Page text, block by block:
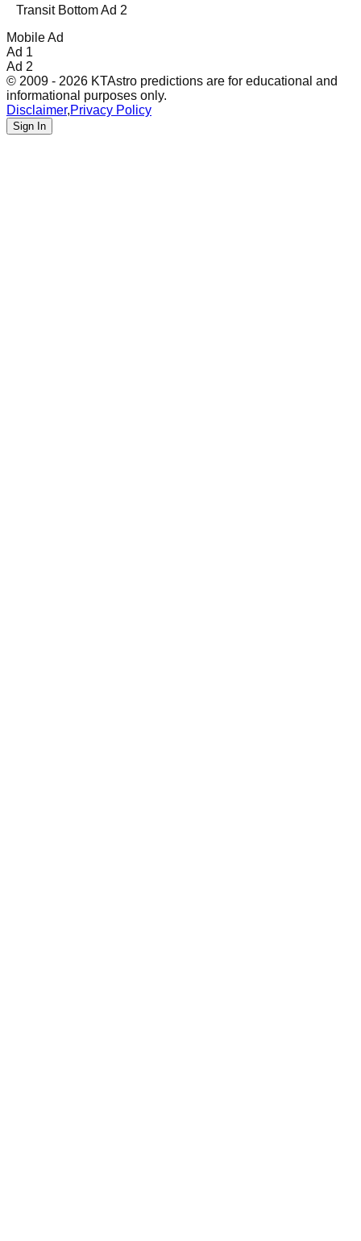
Transit Bottom Ad 2
Mobile Ad
Ad 1
Ad 2
© 2009 - 2026 KTAstro predictions are for educational and
informational purposes only.
Disclaimer,Privacy Policy
Sign In